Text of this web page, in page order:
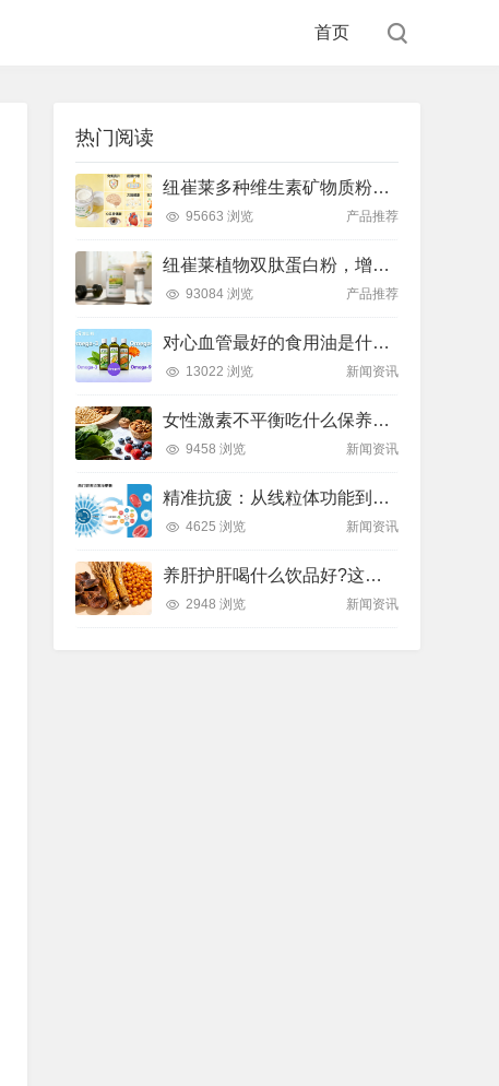
首页
热门阅读
纽崔莱多种维生素矿物质粉，小金粉守护全天健康活力
95663 浏览 产品推荐
纽崔莱植物双肽蛋白粉，增肌补充蛋白质好帮手
93084 浏览 产品推荐
对心血管最好的食用油是什么油？推荐吃这款安利油品
13022 浏览 新闻资讯
女性激素不平衡吃什么保养片可以调节？推荐吃这款纽崔莱保养片
9458 浏览 新闻资讯
精准抗疲：从线粒体功能到造血机制，热门营养方案全解析
4625 浏览 新闻资讯
养肝护肝喝什么饮品好?这款纽崔莱饮品别错过
2948 浏览 新闻资讯